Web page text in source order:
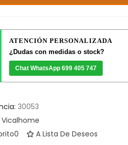
ATENCIÓN PERSONALIZADA
¿Dudas con medidas o stock?
Chat WhatsApp 699 405 747
30053
Vicalhome
0 A Lista De Deseos